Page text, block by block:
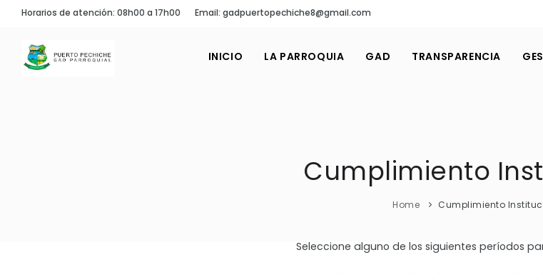
Horarios de atención: 08h00 a 17h00 Email: gadpuertopechiche8@gmail.com
INICIO LA PARROQUIA GAD TRANSPARENCIA
Cumplimiento
Home Cumplimiento
Seleccione alguno de los siguientes períodos